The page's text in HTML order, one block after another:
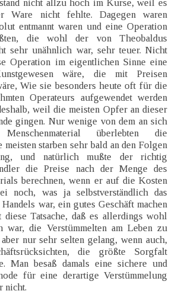
nicht allzu hoch im Kurse, weil es
Ware nicht fehlte. Dagegen waren
entmannt waren und eine Operation
die wohl der von Theobaldus
sehr unähnlich war, sehr teuer. Nicht
Operation im eigentlichen Sinne eine
wäre, die mit Preisen
Wie sie besonders heute oft für die
Operateurs aufgewendet werden
weil die meisten Opfer an dieser
gingen. Nur wenige von dem an sich
überlebten die
starben sehr bald an den Folgen
und natürlich mußte der richtig
die Preise nach der Menge des
berechnen, wenn er auf die Kosten
noch, was ja selbstverständlich das
war, ein gutes Geschäft machen
Tatsache, daß es allerdings wohl
war, die Verstümmelten am Leben zu
nur sehr selten gelang, wenn auch,
die größte Sorgfalt
Man besaß damals eine sichere und
für eine derartige Verstümmelung
nicht.